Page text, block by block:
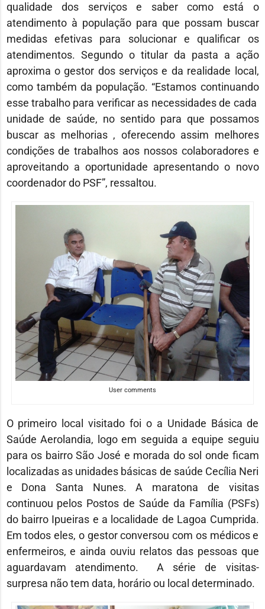
qualidade dos serviços e saber como está o
atendimento à população para que possam buscar
medidas efetivas para solucionar e qualificar os
atendimentos. Segundo o titular da pasta a ação
aproxima o gestor dos serviços e da realidade local,
como também da população. “Estamos continuando
esse trabalho para verificar as necessidades de cada
unidade de saúde, no sentido para que possamos
buscar as melhorias , oferecendo assim melhores
condições de trabalhos aos nossos colaboradores e
aproveitando a oportunidade apresentando o novo
coordenador do PSF”, ressaltou.
User comments
O primeiro local visitado foi o a Unidade Básica de
Saúde Aerolandia, logo em seguida a equipe seguiu
para os bairro São José e morada do sol onde ficam
localizadas as unidades básicas de saúde Cecília Neri
e Dona Santa Nunes. A maratona de visitas
continuou pelos Postos de Saúde da Família (PSFs)
do bairro Ipueiras e a localidade de Lagoa Cumprida.
Em todos eles, o gestor conversou com os médicos e
enfermeiros, e ainda ouviu relatos das pessoas que
aguardavam atendimento. A série de visitas-
surpresa não tem data, horário ou local determinado.